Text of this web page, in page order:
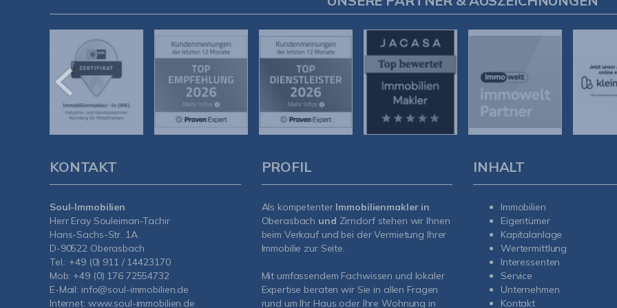
KONTAKT
Soul-Immobilien
Herr Eray Souleiman-Tachir
Hans-Sachs-Str. 1A
D-90522 Oberasbach
Tel.: +49 (0) 911 / 14423170
Mob: +49 (0) 176 72554732
E-Mail: info@soul-immobilien.de
Internet: www.soul-immobilien.de
PROFIL
Als kompetenter Immobilienmakler in
Oberasbach und Zirndorf stehen wir Ihnen
beim Verkauf und bei der Vermietung Ihrer
Immobilie zur Seite.
Mit umfassendem Fachwissen und lokaler
Expertise beraten wir Sie in allen Fragen
rund um Ihr Haus oder Ihre Wohnung in
INHALT
Immobilien
Eigentümer
Kapitalanlage
Wertermittlung
Interessenten
Service
Unternehmen
Kontakt